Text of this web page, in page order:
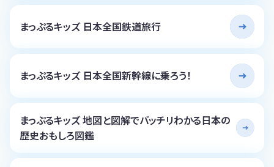
まっぷるキッズ 日本全国鉄道旅行
まっぷるキッズ 日本全国新幹線に乗ろう！
まっぷるキッズ 地図と図解でバッチリわかる日本の
歴史おもしろ図鑑